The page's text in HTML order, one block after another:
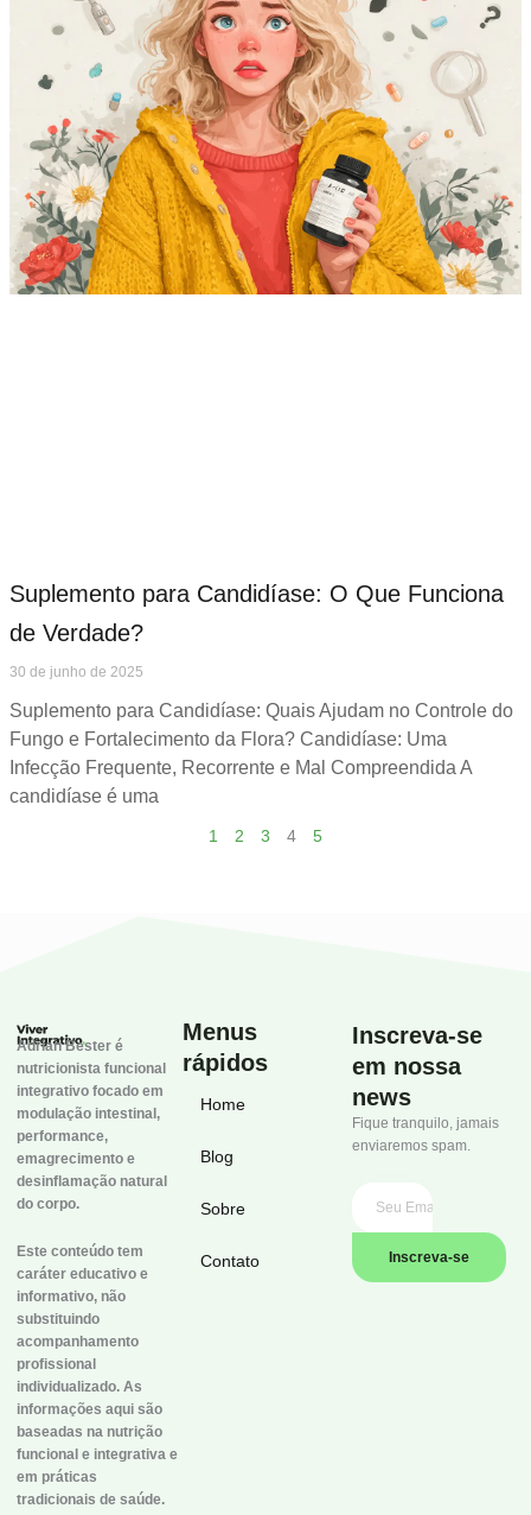
Suplemento para Candidíase: O Que Funciona
de Verdade?
30 de junho de 2025
Suplemento para Candidíase: Quais Ajudam no Controle do
Fungo e Fortalecimento da Flora? Candidíase: Uma
Infecção Frequente, Recorrente e Mal Compreendida A
candidíase é uma
1 2 3 4 5
Adrian Bester é
nutricionista funcional
integrativo focado em
modulação intestinal,
performance,
emagrecimento e
desinflamação natural
do corpo.
Este conteúdo tem
caráter educativo e
informativo, não
substituindo
acompanhamento
profissional
individualizado. As
informações aqui são
baseadas na nutrição
funcional e integrativa e
em práticas
tradicionais de saúde.
Menus
rápidos
Home
Blog
Sobre
Contato
Inscreva-se
em nossa
news
Fique tranquilo, jamais
enviaremos spam.
Inscreva-se